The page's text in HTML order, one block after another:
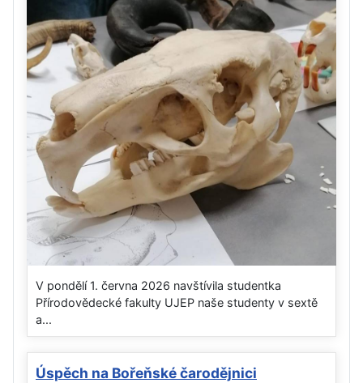
V pondělí 1. června 2026 navštívila studentka
Přírodovědecké fakulty UJEP naše studenty v sextě
a...
Úspěch na Bořeňské čarodějnici